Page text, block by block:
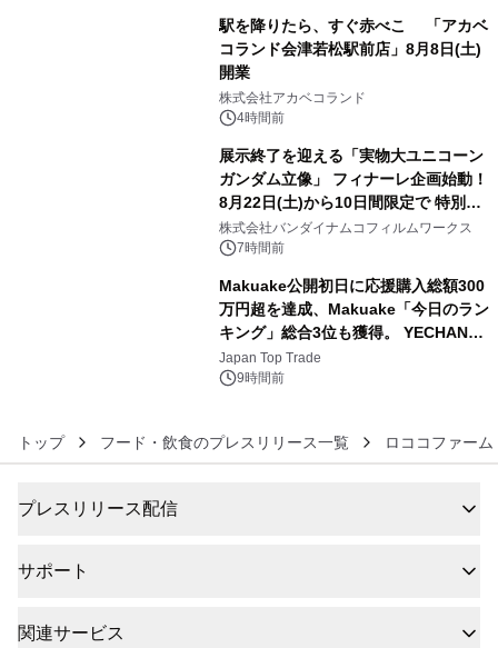
駅を降りたら、すぐ赤べこ 「アカベ
コランド会津若松駅前店」8月8日(土)
開業
株式会社アカベコランド
4時間前
展示終了を迎える「実物大ユニコーン
ガンダム立像」 フィナーレ企画始動！
8月22日(土)から10日間限定で 特別映
像『UNICORN GUNDAM Statue ―
BEYOND POSSIBILITY ―』を上映！
株式会社バンダイナムコフィルムワークス
7時間前
Makuake公開初日に応援購入総額300
万円超を達成、Makuake「今日のラン
キング」総合3位も獲得。 YECHAN音
浴シンギングボウル第2弾の大型サイ
ズ（XL・2XL・3XL）を先行販売中
Japan Top Trade
9時間前
トップ フード・飲食のプレスリリース一覧 ロココファーム
プレスリリース配信
サポート
関連サービス